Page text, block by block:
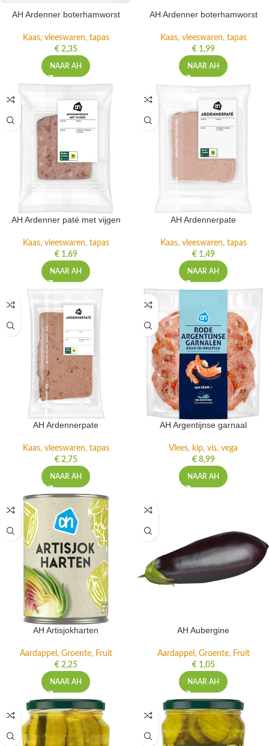
AH Ardenner boterhamworst
Kaas, vleeswaren, tapas
€2,35
NAAR AH
AH Ardenner boterhamworst
Kaas, vleeswaren, tapas
€1,99
NAAR AH
AH Ardenner paté met vijgen
Kaas, vleeswaren, tapas
€1,69
NAAR AH
AH Ardennerpate
Kaas, vleeswaren, tapas
€1,49
NAAR AH
AH Ardennerpate
Kaas, vleeswaren, tapas
€2,75
NAAR AH
AH Argentijnse garnaal
Vlees, kip, vis, vega
€8,99
NAAR AH
AH Artisjokharten
Aardappel, Groente, Fruit
€2,25
NAAR AH
AH Aubergine
Aardappel, Groente, Fruit
€1,05
NAAR AH